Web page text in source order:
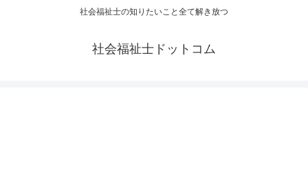
社会福祉士の知りたいこと全て解き放つ
社会福祉士ドットコム